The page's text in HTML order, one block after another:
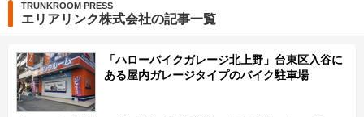
TRUNKROOM PRESS
エリアリンク株式会社の記事一覧
「ハローバイクガレージ北上野」台東区入谷に
ある屋内ガレージタイプのバイク駐車場